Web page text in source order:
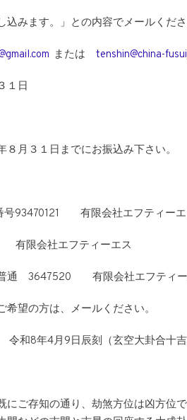
込みます。」との内容でメールくださ
または tenshin@china-
１日
８月３１日までにお振込み下さい。
93470121 有限会社エフティーエ
限会社エフティーエス
3647520 有限会社エフティー
望の方は、メールください。
令和8年4月9日辰刻（玄空大
にご存知の通り、劫煞方位は凶方位